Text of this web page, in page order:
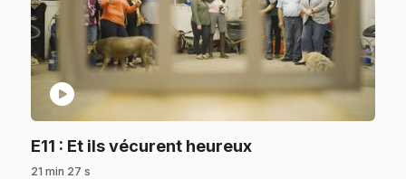
play_circle
E11 : Et ils vécurent heureux.
21 min 27 s